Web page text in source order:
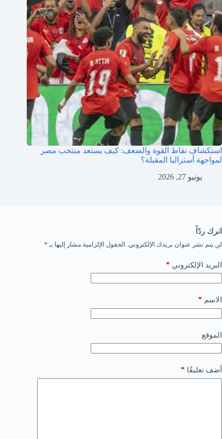
استكشاف نقاط القوة والضعف: كيف يستعد منتخب مصر
لمواجهة أستراليا المقبلة؟
يونيو 27, 2026
اترك ردّاً
لن يتم نشر عنوان بريدك الإلكتروني. الحقول الإلزامية مشار إليها بـ *
البريد الإلكتروني *
الاسم *
الموقع
أضف تعليقًا *